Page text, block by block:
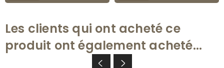
Les clients qui ont acheté ce
produit ont également acheté...